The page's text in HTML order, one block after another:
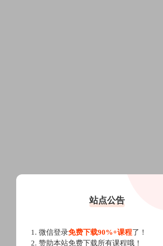
站点公告
1. 微信登录免费下载90%+课程了！
2. 赞助本站免费下载所有课程哦！